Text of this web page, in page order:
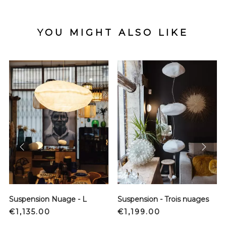
YOU MIGHT ALSO LIKE
Suspension Nuage - L
Price
€1,135.00
Suspension - Trois nuages
Price
€1,199.00
prev next